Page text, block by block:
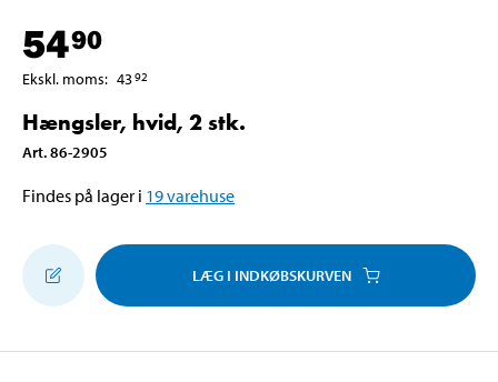
5490
Ekskl. moms: 4392
Hængsler, hvid, 2 stk.
Art.86-2905
Findes på lager i 19varehuse
LÆG I INDKØBSKURVEN